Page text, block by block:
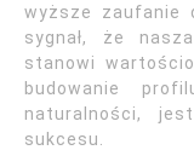
wyższe zaufanie
sygnał, że
stanowi
budowanie
naturalności,
sukcesu.